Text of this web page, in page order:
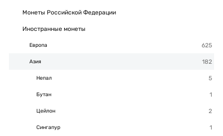
Монеты Российской Федерации
Иностранные монеты
Европа
Азия
Непал
Бутан
Цейлон
Сингапур